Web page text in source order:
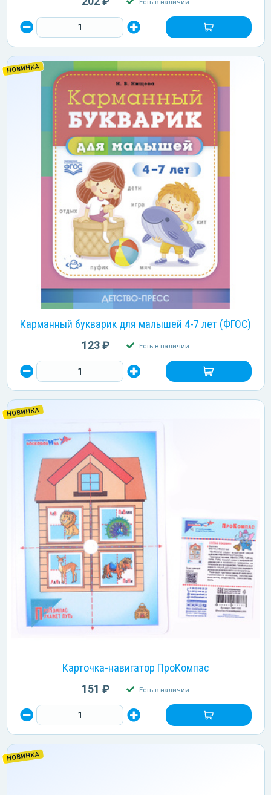
Есть в наличии
НОВИНКА
Карманный букварик для малышей 4-7 лет (ФГОС)
123 ₽ Есть в наличии
НОВИНКА
Карточка-навигатор ПроКомпас
151 ₽ Есть в наличии
НОВИНКА